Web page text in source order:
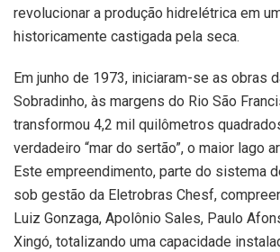
revolucionar a produção hidrelétrica em
historicamente castigada pela seca.
Em junho de 1973, iniciaram-se as obras
Sobradinho, às margens do Rio São
transformou 4,2 mil quilômetros
verdadeiro “mar do sertão”, o maior lago
Este empreendimento, parte do sistema
sob gestão da Eletrobras Chesf,
Luiz Gonzaga, Apolônio Sales, Paulo
Xingó, totalizando uma capacidade